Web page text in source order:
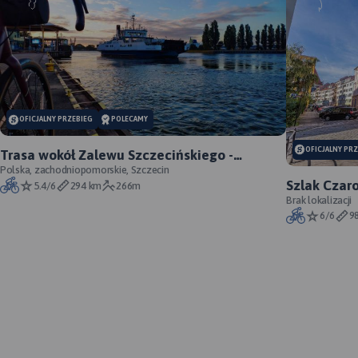
OFICJALNY PRZEBIEG POLECAMY
Trasa wokół Zalewu Szczecińskiego -
oficjalny przebieg szlaku
Polska, zachodniopomorskie, Szczecin
5.4/6
294 km 266m
OFICJALNY
Szlak
Brak lokalizacji
6/6